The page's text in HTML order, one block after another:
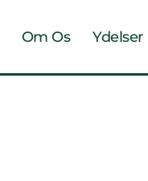
Om Os Ydelser